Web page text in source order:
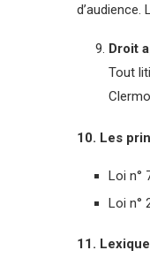
Droit
Tout
10. Les
Loi n°
Loi n°
11. Lexique